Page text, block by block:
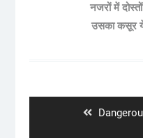
नजरों में
उसका कसूर ये
Previous